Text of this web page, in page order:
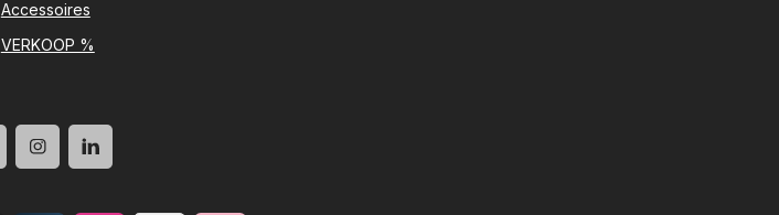
Accessoires
VERKOOP %